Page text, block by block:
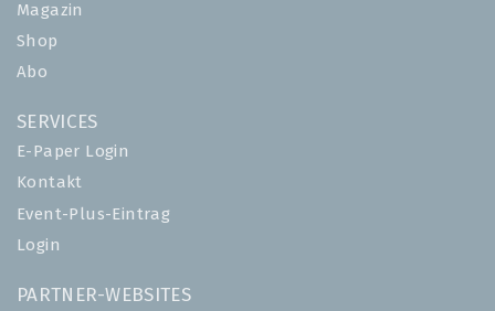
Magazin
Shop
Abo
SERVICES
E-Paper Login
Kontakt
Event-Plus-Eintrag
Login
PARTNER-WEBSITES